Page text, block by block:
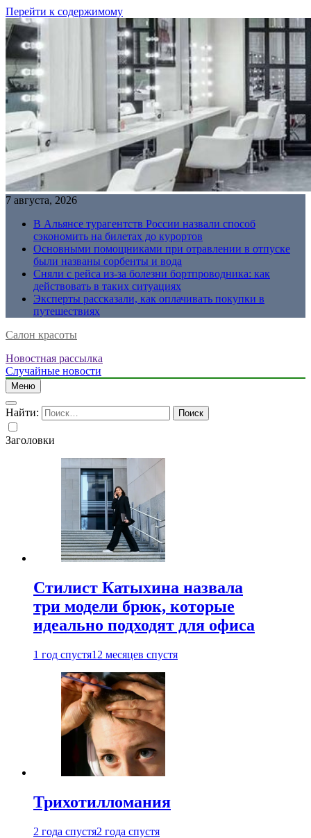
Перейти к содержимому
7 августа, 2026
В Альянсе турагентств России назвали способ
сэкономить на билетах до курортов
Основными помощниками при отравлении в отпуске
были названы сорбенты и вода
Сняли с рейса из-за болезни бортпроводника: как
действовать в таких ситуациях
Эксперты рассказали, как оплачивать покупки в
путешествиях
Салон красоты
Новостная рассылка
Случайные новости
Меню
Найти:
Заголовки
Стилист Катыхина назвала
три модели брюк, которые
идеально подходят для офиса
1 год спустя12 месяцев спустя
Трихотилломания
2 года спустя2 года спустя